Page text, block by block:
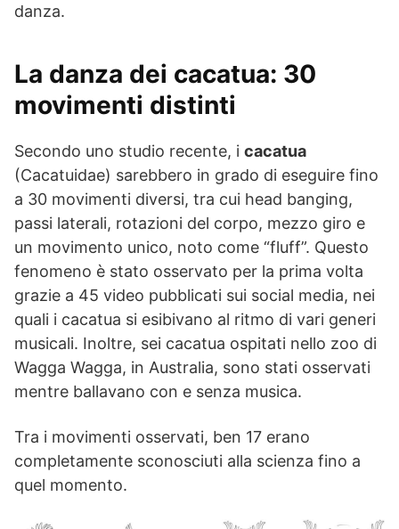
danza.
La danza dei cacatua: 30
movimenti distinti
Secondo uno studio recente, i cacatua
(Cacatuidae) sarebbero in grado di eseguire fino
a 30 movimenti diversi, tra cui head banging,
passi laterali, rotazioni del corpo, mezzo giro e
un movimento unico, noto come “fluff”. Questo
fenomeno è stato osservato per la prima volta
grazie a 45 video pubblicati sui social media, nei
quali i cacatua si esibivano al ritmo di vari generi
musicali. Inoltre, sei cacatua ospitati nello zoo di
Wagga Wagga, in Australia, sono stati osservati
mentre ballavano con e senza musica.
Tra i movimenti osservati, ben 17 erano
completamente sconosciuti alla scienza fino a
quel momento.